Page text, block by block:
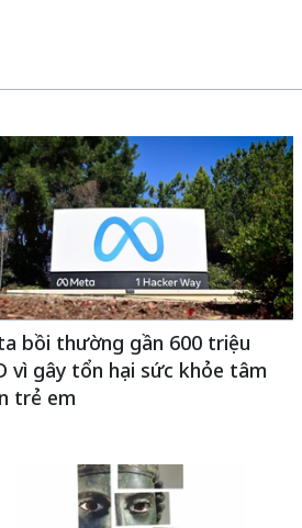
bồi thường gần 600 triệu
vì gây tổn hại sức khỏe tâm
trẻ em